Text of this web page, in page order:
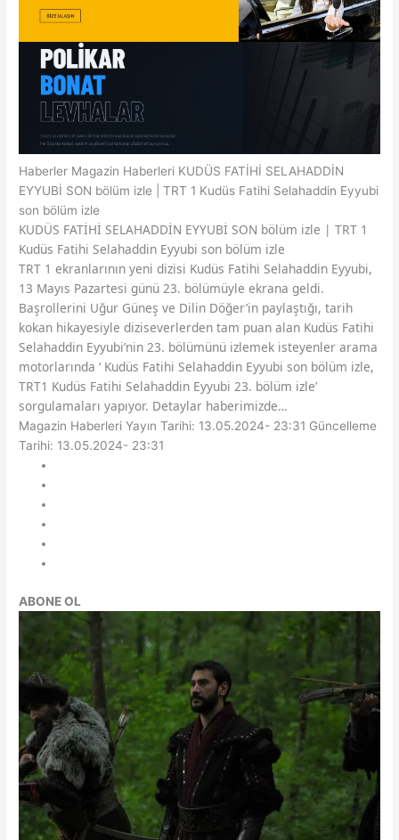
Haberler Magazin Haberleri KUDÜS FATİHİ SELAHADDİN
EYYUBİ SON bölüm izle | TRT 1 Kudüs Fatihi Selahaddin Eyyubi
son bölüm izle
KUDÜS FATİHİ SELAHADDİN EYYUBİ SON bölüm izle | TRT 1
Kudüs Fatihi Selahaddin Eyyubi son bölüm izle
TRT 1 ekranlarının yeni dizisi Kudüs Fatihi Selahaddin Eyyubi,
13 Mayıs Pazartesi günü 23. bölümüyle ekrana geldi.
Başrollerini Uğur Güneş ve Dilin Döğer’in paylaştığı, tarih
kokan hikayesiyle diziseverlerden tam puan alan Kudüs Fatihi
Selahaddin Eyyubi’nin 23. bölümünü izlemek isteyenler arama
motorlarında ‘ Kudüs Fatihi Selahaddin Eyyubi son bölüm izle,
TRT1 Kudüs Fatihi Selahaddin Eyyubi 23. bölüm izle’
sorgulamaları yapıyor. Detaylar haberimizde…
Magazin HaberleriYayın Tarihi: 13.05.2024- 23:31 Güncelleme
Tarihi: 13.05.2024- 23:31
ABONE OL